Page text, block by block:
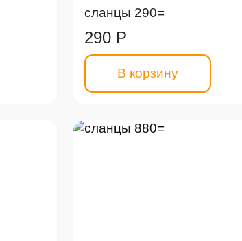
сланцы 290=
290 Р
В корзину